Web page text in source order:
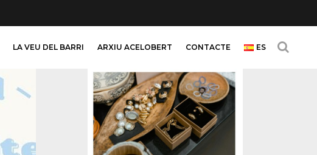
LA VEU DEL BARRI ARXIU ACELOBERT CONTACTE ES